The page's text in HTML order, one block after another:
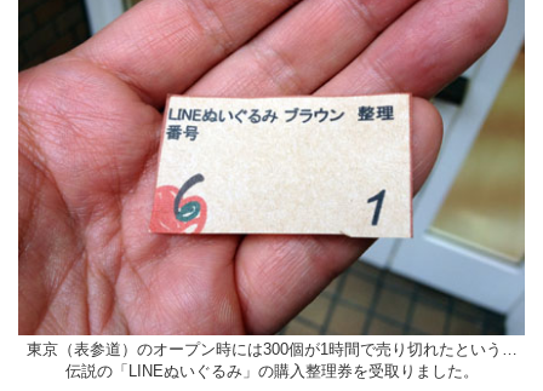
東京（表参道）のオープン時には300個が1時間で売り切れたという…
伝説の「LINEぬいぐるみ」の購入整理券を受取りました。